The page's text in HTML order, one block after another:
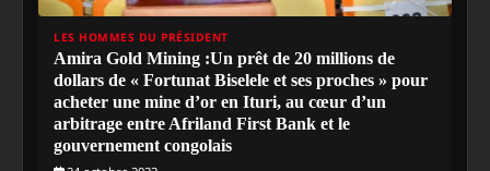
LES HOMMES DU PRÉSIDENT
Amira Gold Mining :Un prêt de 20 millions de
dollars de « Fortunat Biselele et ses proches » pour
acheter une mine d’or en Ituri, au cœur d’un
arbitrage entre Afriland First Bank et le
gouvernement congolais